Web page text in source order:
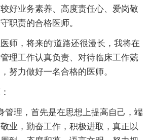
好业务素养、高度责任心、爱岗敬
职责的合格医师。
，将来的'道路还很漫长，我将在
理工作认真负责、对待临床工作兢
努力做好一名合格的医师。
理，首先是在思想上提高自己，端
业，勤奋工作，积极进取，真正以